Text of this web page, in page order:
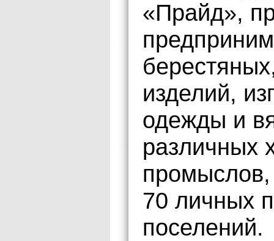
«Прайд»,
изделий,
одежды и
различных
70 личных
поселений.